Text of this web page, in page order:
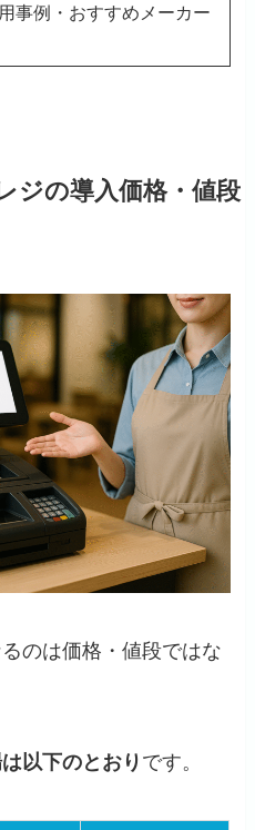
事例・おすすめメーカー
ジの導入価格・値段
のは価格・値段ではな
以下のとおり です。